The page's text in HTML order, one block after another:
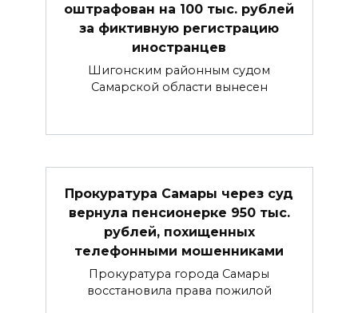
оштрафован на 100 тыс. рублей
за фиктивную регистрацию
иностранцев
Шигонским районным судом
Самарской области вынесен
Прокуратура Самары через суд
вернула пенсионерке 950 тыс.
рублей, похищенных
телефонными мошенниками
Прокуратура города Самары
восстановила права пожилой